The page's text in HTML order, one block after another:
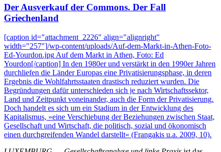
Der Ausverkauf der Commons. Der Fall
Griechenland
[caption id="attachment_2226" align="alignright"
width="257"]/wp-content/uploads/Auf-dem-Markt-in-Athen-Foto-
Ed-Yourdon.jpg Auf dem Markt in Athen, Foto: Ed
Yourdon[/caption] In den 1980er und verstärkt in den 1990er Jahren
durchliefen die Länder Europas eine Privatisierungsphase, in deren
Ergebnis die Wohlfahrtsstaaten drastisch reduziert wurden. Die
Begründungen dafür unterschieden sich je nach Wirtschaftssektor,
Land und Zeitpunkt voneinander, auch die Form der Privatisierung.
Doch handelt es sich um ein Stadium in der Entwicklung des
Kapitalismus, »eine Verschiebung der Beziehungen zwischen Staat,
Gesellschaft und Wirtschaft, die politisch, sozial und ökonomisch
einen durchgreifenden Wandel darstellt« (Frangakis u.a. 2009, 10).